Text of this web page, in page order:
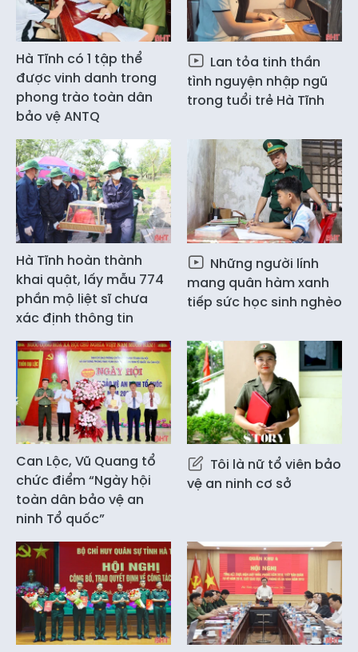
Hà Tĩnh có 1 tập thể
được vinh danh trong
phong trào toàn dân
bảo vệ ANTQ
Lan tỏa tinh thần
tình nguyện nhập ngũ
trong tuổi trẻ Hà Tĩnh
Hà Tĩnh hoàn thành
khai quật, lấy mẫu 774
phần mộ liệt sĩ chưa
xác định thông tin
Những người lính
mang quân hàm xanh
tiếp sức học sinh nghèo
Can Lộc, Vũ Quang tổ
chức điểm “Ngày hội
toàn dân bảo vệ an
ninh Tổ quốc”
Tôi là nữ tổ viên bảo
vệ an ninh cơ sở